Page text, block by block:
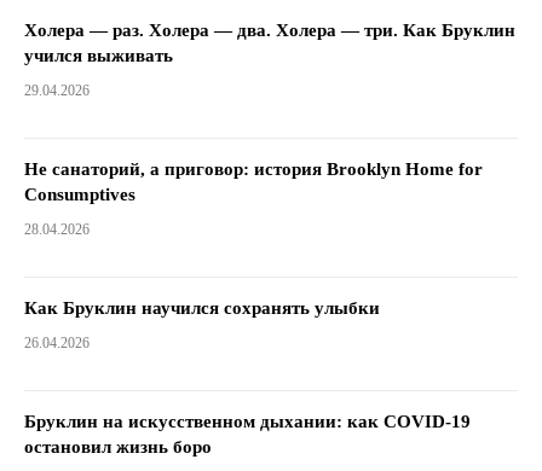
Холера — раз. Холера — два. Холера — три. Как Бруклин
учился выживать
29.04.2026
Не санаторий, а приговор: история Brooklyn Home for
Consumptives
28.04.2026
Как Бруклин научился сохранять улыбки
26.04.2026
Бруклин на искусственном дыхании: как COVID-19
остановил жизнь боро